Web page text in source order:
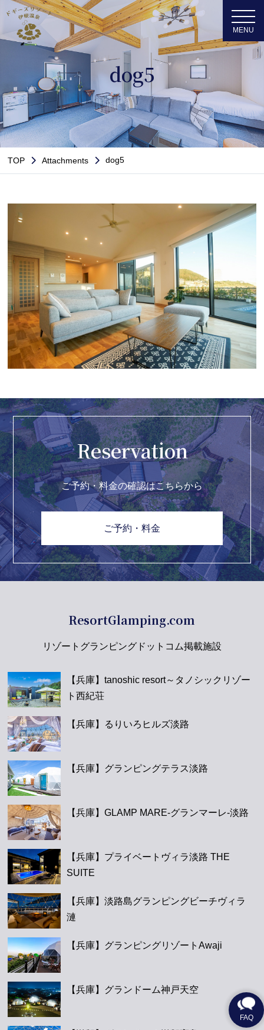
dog5
TOP Attachments dog5
Reservation
ご予約・料金の確認はこちらから
ご予約・料金
ResortGlamping.com
リゾートグランピングドットコム掲載施設
【兵庫】tanoshic resort～タノシックリゾー
ト西紀荘
【兵庫】るりいろヒルズ淡路
【兵庫】グランピングテラス淡路
【兵庫】GLAMP MARE-グランマーレ-淡路
【兵庫】プライベートヴィラ淡路 THE
SUITE
【兵庫】淡路島グランピングビーチヴィラ
漣
【兵庫】グランピングリゾートAwaji
【兵庫】グランドーム神戸天空